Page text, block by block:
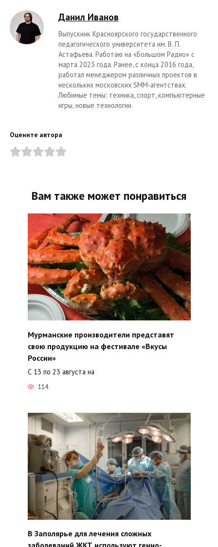
Данил Иванов
Выпускник Красноярского государственного
педагогического университета им. В. П.
Астафьева. Работаю на «Большом Радио» с
марта 2023 года. Ранее, с конца 2016 года,
работал менеджером различных проектов в
нескольких московских SMM-агентствах.
Любимые темы: техника, спорт, компьютерные
игры, новые технологии.
Оцените автора
Вам также может понравиться
Мурманские производители представят
свою продукцию на фестивале «Вкусы
России»
С 13 по 23 августа на
114
В Заполярье для лечения сложных
заболеваний ЖКТ используют генно-